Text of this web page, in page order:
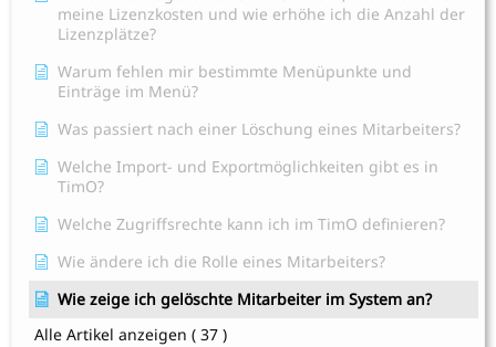
meine Lizenzkosten und wie erhöhe ich die Anzahl der
Lizenzplätze?
Warum fehlen mir bestimmte Menüpunkte und
Einträge im Menü?
Was passiert nach einer Löschung eines Mitarbeiters?
Welche Import- und Exportmöglichkeiten gibt es in
TimO?
Welche Zugriffsrechte kann ich im TimO definieren?
Wie ändere ich die Rolle eines Mitarbeiters?
Wie zeige ich gelöschte Mitarbeiter im System an?
Alle Artikel anzeigen ( 37 )